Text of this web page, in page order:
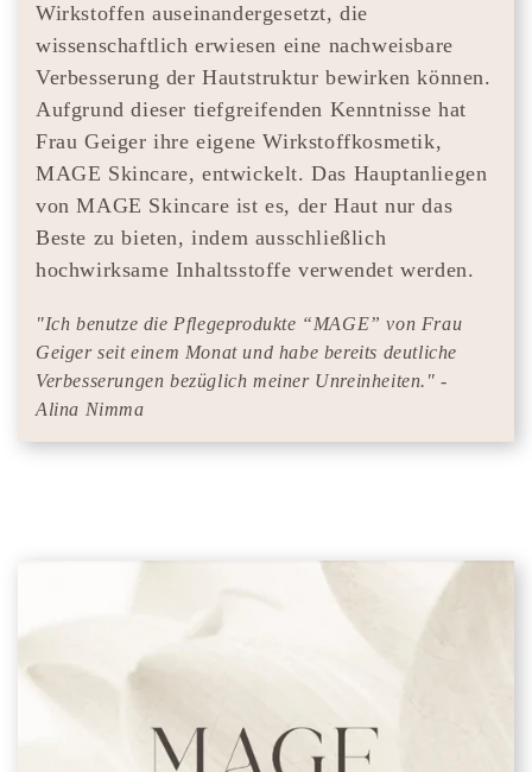
Wirkstoffen auseinandergesetzt, die
wissenschaftlich erwiesen eine nachweisbare
Verbesserung der Hautstruktur bewirken können.
Aufgrund dieser tiefgreifenden Kenntnisse hat
Frau Geiger ihre eigene Wirkstoffkosmetik,
MAGE Skincare, entwickelt. Das Hauptanliegen
von MAGE Skincare ist es, der Haut nur das
Beste zu bieten, indem ausschließlich
hochwirksame Inhaltsstoffe verwendet werden.
"Ich benutze die Pflegeprodukte “MAGE” von Frau
Geiger seit einem Monat und habe bereits deutliche
Verbesserungen bezüglich meiner Unreinheiten." -
Alina Nimma